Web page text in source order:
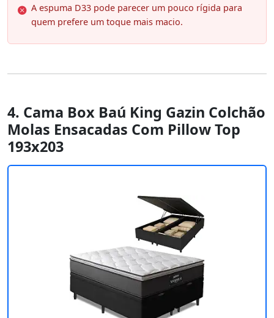
A espuma D33 pode parecer um pouco rígida para
quem prefere um toque mais macio.
4. Cama Box Baú King Gazin Colchão
Molas Ensacadas Com Pillow Top
193x203